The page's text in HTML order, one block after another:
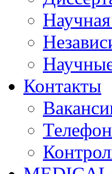
Контакты